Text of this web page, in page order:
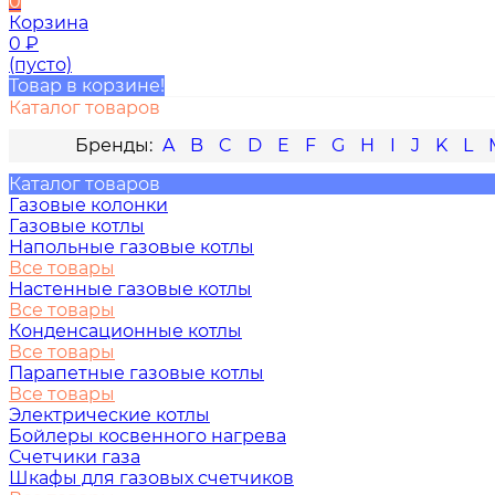
Корзина
0 ₽
(пусто)
Товар в корзине!
Каталог товаров
A
B C D E F G H I J K L
Каталог товаров
Газовые колонки
Газовые котлы
Напольные газовые котлы
Все товары
Настенные газовые котлы
Все товары
Конденсационные котлы
Все товары
Парапетные газовые котлы
Все товары
Электрические котлы
Бойлеры косвенного нагрева
Счетчики газа
Шкафы для газовых счетчиков